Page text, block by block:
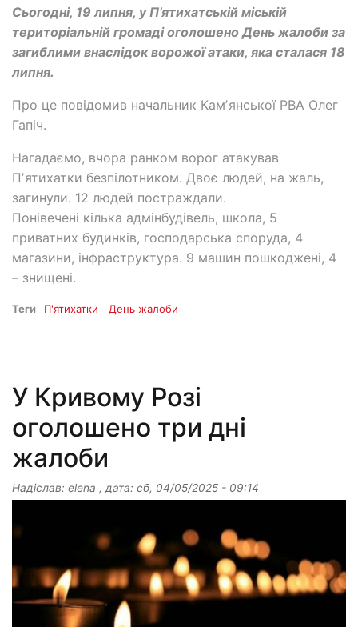
Сьогодні, 19 липня, у П’ятихатській міській
територіальній громаді оголошено День жалоби за
загиблими внаслідок ворожої атаки, яка сталася 18
липня.
Про це повідомив начальник Камʼянської РВА Олег
Гапіч.
Нагадаємо, вчора ранком ворог атакував
Пʼятихатки безпілотником. Двоє людей, на жаль,
загинули. 12 людей постраждали.
Понівечені кілька адмінбудівель, школа, 5
приватних будинків, господарська споруда, 4
магазини, інфраструктура. 9 машин пошкоджені, 4
– знищені.
Теги П'ятихатки День жалоби
У Кривому Розі
оголошено три дні
жалоби
Надіслав: elena , дата: сб, 04/05/2025 - 09:14